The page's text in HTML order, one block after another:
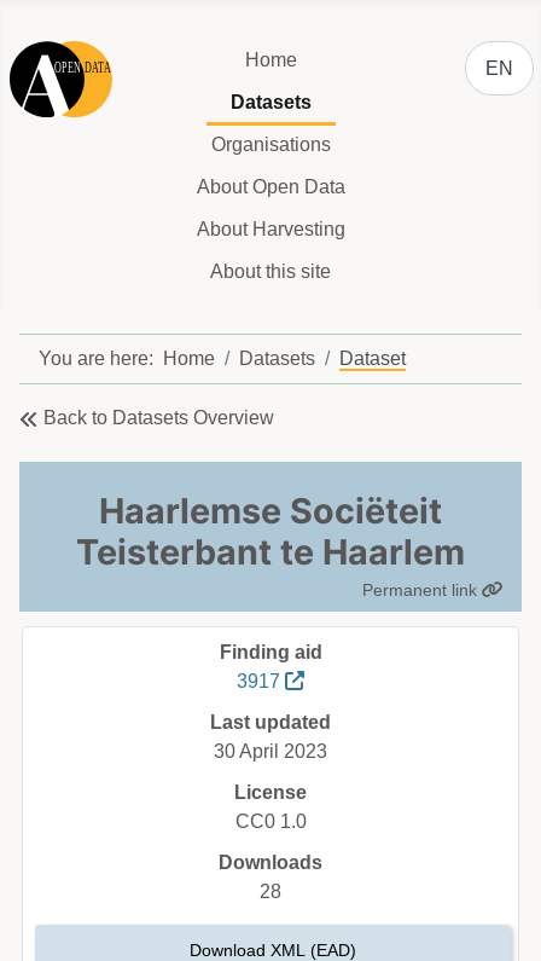
Home
Datasets
Organisations
About Open Data
About Harvesting
About this site
Select
EN
You are here: Home Datasets Dataset
Back to Datasets Overview
Haarlemse Sociëteit
Teisterbant te Haarlem
Permanent link
Finding aid
3917
Last updated
30 April 2023
License
CC0 1.0
Downloads
28
Download XML (EAD)